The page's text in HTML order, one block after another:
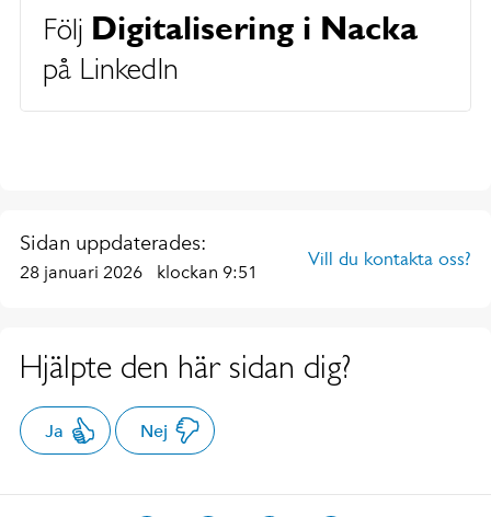
Följ Digitalisering i Nacka
på LinkedIn
Sidan uppdaterades:
28 januari 2026 klockan 9:51
Vill du kontakta oss?
Hjälpte den här sidan dig?
Ja Nej